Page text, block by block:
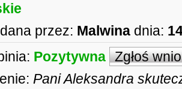
przez: Malwina dnia:
Pozytywna Zgłoś
Pani Aleksandra